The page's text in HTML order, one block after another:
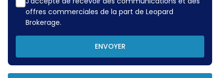
offres commerciales de la part de Leopard
Brokerage.
ENVOYER